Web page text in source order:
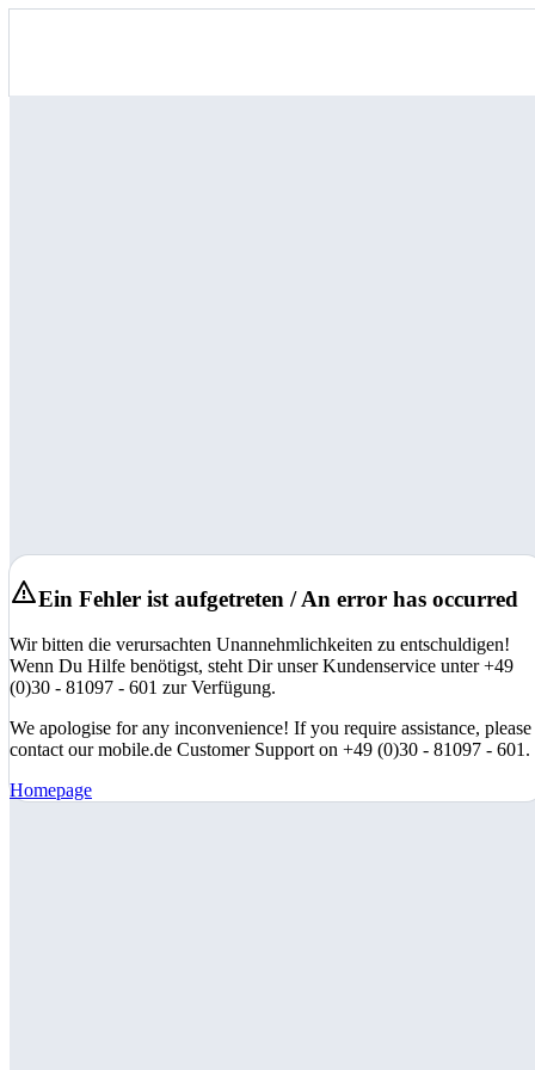
Ein Fehler ist aufgetreten / An error has occurred
Wir bitten die verursachten Unannehmlichkeiten zu entschuldigen!
Wenn Du Hilfe benötigst, steht Dir unser Kundenservice unter +49
(0)30 - 81097 - 601 zur Verfügung.
We apologise for any inconvenience! If you require assistance, please
contact our mobile.de Customer Support on +49 (0)30 - 81097 - 601.
Homepage